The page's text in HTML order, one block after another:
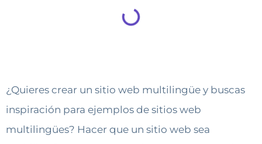
¿Quieres crear un sitio web multilingüe y buscas
inspiración para ejemplos de sitios web
multilingües? Hacer que un sitio web sea